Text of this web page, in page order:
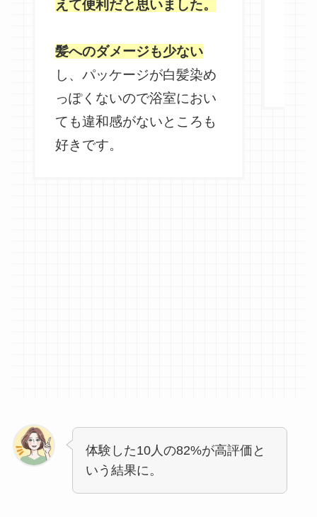
えて便利だと思いました。
髪へのダメージも少ない
し、パッケージが白髪染め
っぽくないので浴室におい
ても違和感がないところも
好きです。
体験した10人の82%が高評価と
いう結果に。